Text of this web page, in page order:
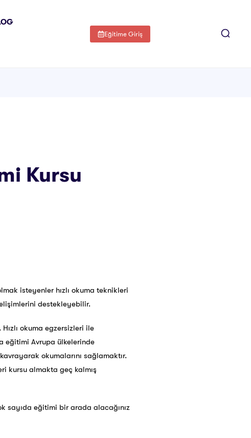
Eğitime Giriş
Kursu
isteyenler hızlı okuma teknikleri
destekleyebilir.
okuma egzersizleri ile
eğitimi Avrupa ülkelerinde
okumalarını sağlamaktır.
kursu almakta geç kalmış
sayıda eğitimi bir arada alacağınız